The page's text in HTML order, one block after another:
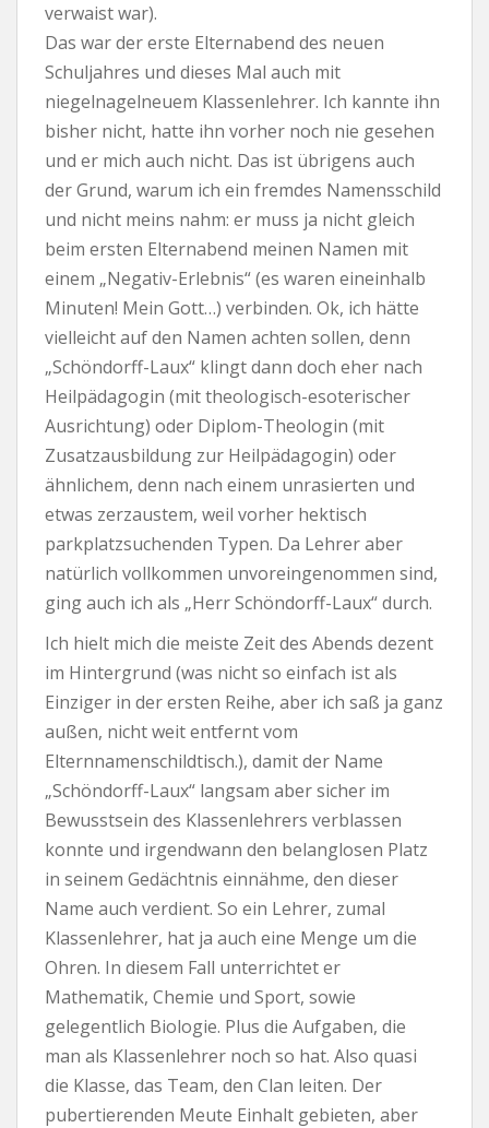
verwaist war).
Das war der erste Elternabend des neuen
Schuljahres und dieses Mal auch mit
niegelnagelneuem Klassenlehrer. Ich kannte ihn
bisher nicht, hatte ihn vorher noch nie gesehen
und er mich auch nicht. Das ist übrigens auch
der Grund, warum ich ein fremdes Namensschild
und nicht meins nahm: er muss ja nicht gleich
beim ersten Elternabend meinen Namen mit
einem „Negativ-Erlebnis“ (es waren eineinhalb
Minuten! Mein Gott…) verbinden. Ok, ich hätte
vielleicht auf den Namen achten sollen, denn
„Schöndorff-Laux“ klingt dann doch eher nach
Heilpädagogin (mit theologisch-esoterischer
Ausrichtung) oder Diplom-Theologin (mit
Zusatzausbildung zur Heilpädagogin) oder
ähnlichem, denn nach einem unrasierten und
etwas zerzaustem, weil vorher hektisch
parkplatzsuchenden Typen. Da Lehrer aber
natürlich vollkommen unvoreingenommen sind,
ging auch ich als „Herr Schöndorff-Laux“ durch.
Ich hielt mich die meiste Zeit des Abends dezent
im Hintergrund (was nicht so einfach ist als
Einziger in der ersten Reihe, aber ich saß ja ganz
außen, nicht weit entfernt vom
Elternnamenschildtisch.), damit der Name
„Schöndorff-Laux“ langsam aber sicher im
Bewusstsein des Klassenlehrers verblassen
konnte und irgendwann den belanglosen Platz
in seinem Gedächtnis einnähme, den dieser
Name auch verdient. So ein Lehrer, zumal
Klassenlehrer, hat ja auch eine Menge um die
Ohren. In diesem Fall unterrichtet er
Mathematik, Chemie und Sport, sowie
gelegentlich Biologie. Plus die Aufgaben, die
man als Klassenlehrer noch so hat. Also quasi
die Klasse, das Team, den Clan leiten. Der
pubertierenden Meute Einhalt gebieten, aber